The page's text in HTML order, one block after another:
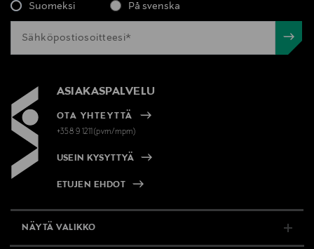
Suomeksi På svenska
ASIAKASPALVELU
OTA YHTEYTTÄ
+358 9 1211(pvm/mpm)
USEIN KYSYTTYÄ
ETUJEN EHDOT
NÄYTÄ VALIKKO